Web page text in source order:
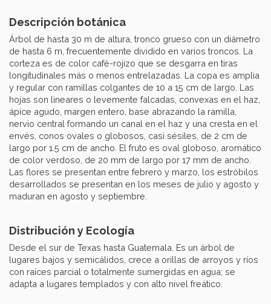
Descripción botánica
Árbol de hasta 30 m de altura, tronco grueso con un diámetro
de hasta 6 m, frecuentemente dividido en varios troncos. La
corteza es de color café-rojizo que se desgarra en tiras
longitudinales más o menos entrelazadas. La copa es amplia
y regular con ramillas colgantes de 10 a 15 cm de largo. Las
hojas son lineares o levemente falcadas, convexas en el haz,
ápice agudo, margen entero, base abrazando la ramilla,
nervio central formando un canal en el haz y una cresta en el
envés, conos ovales o globosos, casi sésiles, de 2 cm de
largo por 1.5 cm de ancho. El fruto es oval globoso, aromático
de color verdoso, de 20 mm de largo por 17 mm de ancho.
Las flores se presentan entre febrero y marzo, los estróbilos
desarrollados se presentan en los meses de julio y agosto y
maduran en agosto y septiembre.
Distribución y Ecología
Desde el sur de Texas hasta Guatemala. Es un árbol de
lugares bajos y semicálidos, crece a orillas de arroyos y ríos
con raíces parcial o totalmente sumergidas en agua; se
adapta a lugares templados y con alto nivel freático.